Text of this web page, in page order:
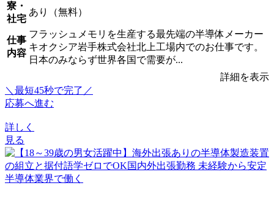
寮・
社宅
あり（無料）
仕事
内容
フラッシュメモリを生産する最先端の半導体メーカー
キオクシア岩手株式会社北上工場内でのお仕事です。
日本のみならず世界各国で需要が...
詳細を表示
＼最短45秒で完了／
応募へ進む
詳しく
見る